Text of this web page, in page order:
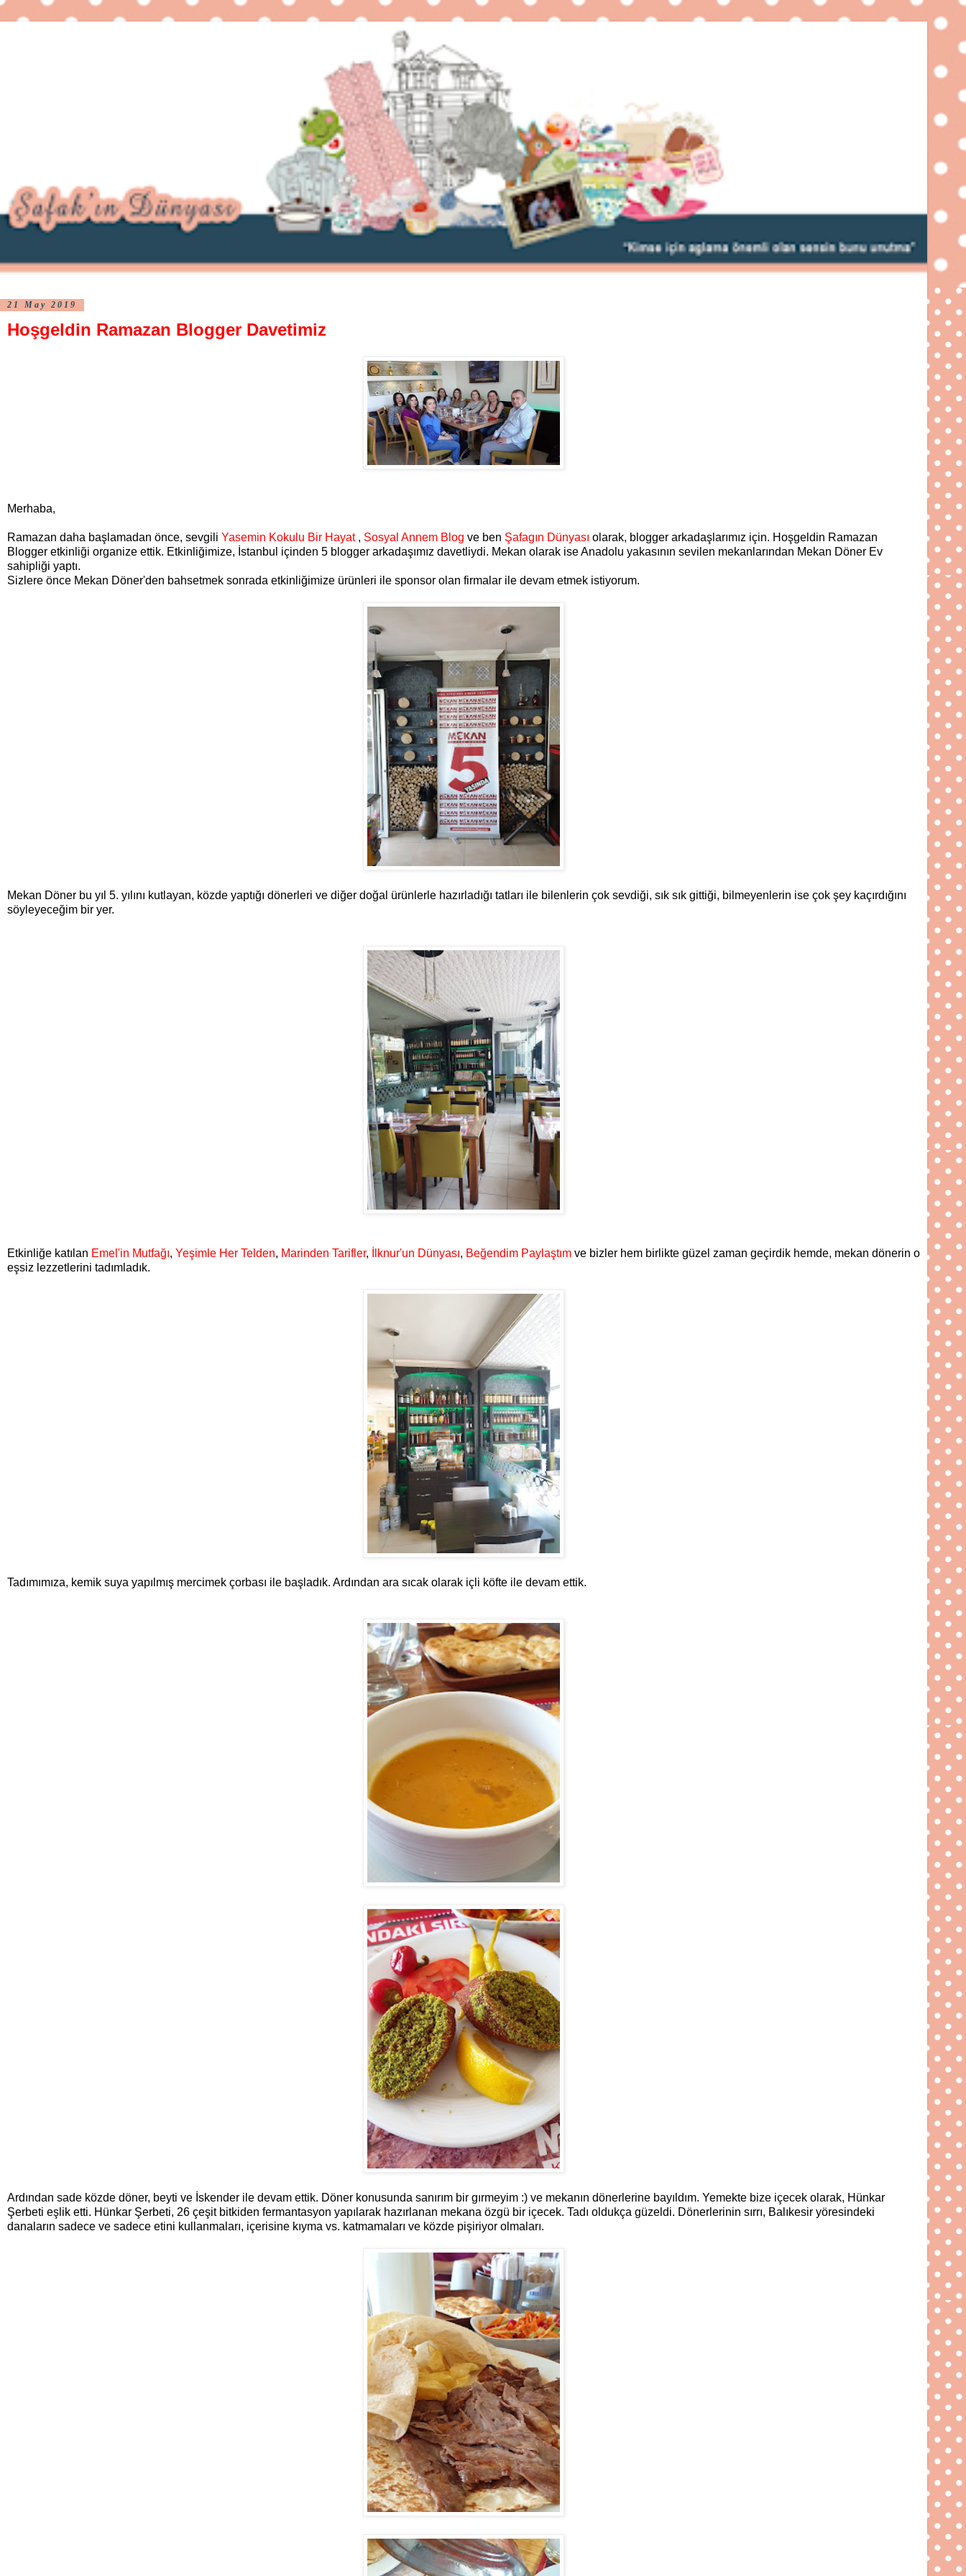
21 May 2019
Hoşgeldin Ramazan Blogger Davetimiz
Merhaba,
Ramazan daha başlamadan önce, sevgili Yasemin Kokulu Bir Hayat, Sosyal Annem Blog ve ben Şafagın Dünyası olarak, blogger arkadaşlarımız için. Hoşgeldin Ramazan
Blogger etkinliği organize ettik. Etkinliğimize, İstanbul içinden 5 blogger arkadaşımız davetliydi. Mekan olarak ise Anadolu yakasının sevilen mekanlarından Mekan Döner Ev
sahipliği yaptı.
Sizlere önce Mekan Döner'den bahsetmek sonrada etkinliğimize ürünleri ile sponsor olan firmalar ile devam etmek istiyorum.
Mekan Döner bu yıl 5. yılını kutlayan, közde yaptığı dönerleri ve diğer doğal ürünlerle hazırladığı tatları ile bilenlerin çok sevdiği, sık sık gittiği, bilmeyenlerin ise çok şey kaçırdığını
söyleyeceğim bir yer.
Etkinliğe katılan Emel'in Mutfağı, Yeşimle Her Telden, Marinden Tarifler, İlknur'un Dünyası, Beğendim Paylaştım ve bizler hem birlikte güzel zaman geçirdik hemde, mekan dönerin o
eşsiz lezzetlerini tadımladık.
Tadımımıza, kemik suya yapılmış mercimek çorbası ile başladık. Ardından ara sıcak olarak içli köfte ile devam ettik.
Ardından sade közde döner, beyti ve İskender ile devam ettik. Döner konusunda sanırım bir gırmeyim :) ve mekanın dönerlerine bayıldım. Yemekte bize içecek olarak, Hünkar
Şerbeti eşlik etti. Hünkar Şerbeti, 26 çeşit bitkiden fermantasyon yapılarak hazırlanan mekana özgü bir içecek. Tadı oldukça güzeldi. Dönerlerinin sırrı, Balıkesir yöresindeki
danaların sadece ve sadece etini kullanmaları, içerisine kıyma vs. katmamaları ve közde pişiriyor olmaları.